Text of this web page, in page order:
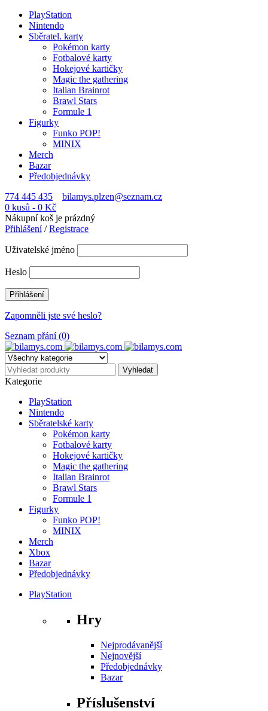
PlayStation
Nintendo
Sběratel. karty
Pokémon karty
Fotbalové karty
Hokejové kartičky
Magic the gathering
Italian Brainrot
Brawl Stars
Formule 1
Figurky
Funko POP!
MINIX
Merch
Bazar
Předobjednávky
774 445 435
bilamys.plzen@seznam.cz
0 kusů - 0 Kč
Nákupní koš je prázdný
Přihlášení/Registrace
Uživatelské jméno
Heslo
Zapomněli jste své heslo?
Seznam přání (0)
Kategorie
PlayStation
Nintendo
Sběratelské karty
Pokémon karty
Fotbalové karty
Hokejové kartičky
Magic the gathering
Italian Brainrot
Brawl Stars
Formule 1
Figurky
Funko POP!
MINIX
Merch
Xbox
Bazar
Předobjednávky
PlayStation
Hry
Nejprodávanější
Nejnovější
Předobjednávky
Bazar
Příslušenství